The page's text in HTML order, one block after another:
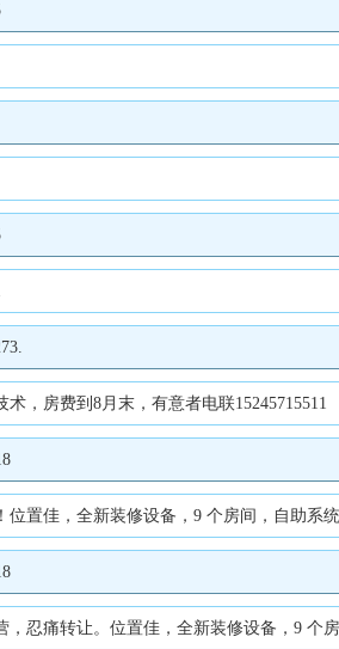
，房费到8月末，有意者电联15245715511
置佳，全新装修设备，9 个房间，自助系
忍痛转让。位置佳，全新装修设备，9 个